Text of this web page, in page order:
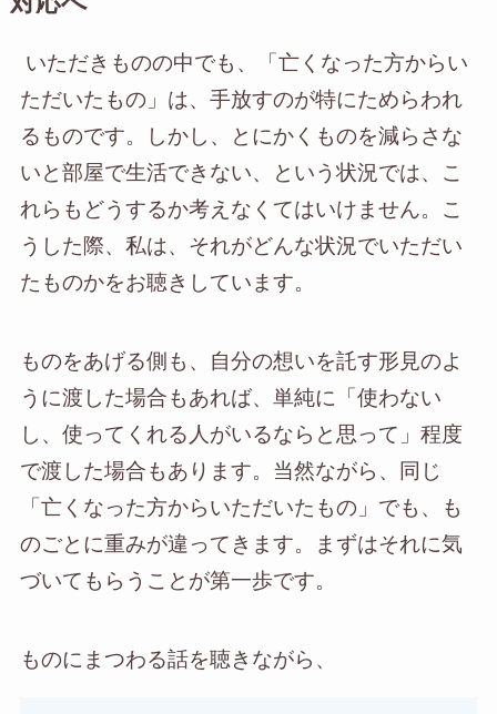
いただきものの中でも、「亡くなった方からい
ただいたもの」は、手放すのが特にためらわれ
るものです。しかし、とにかくものを減らさな
いと部屋で生活できない、という状況では、こ
れらもどうするか考えなくてはいけません。こ
うした際、私は、それがどんな状況でいただい
たものかをお聴きしています。
ものをあげる側も、自分の想いを託す形見のよ
うに渡した場合もあれば、単純に「使わない
し、使ってくれる人がいるならと思って」程度
で渡した場合もあります。当然ながら、同じ
「亡くなった方からいただいたもの」でも、も
のごとに重みが違ってきます。まずはそれに気
づいてもらうことが第一歩です。
ものにまつわる話を聴きながら、